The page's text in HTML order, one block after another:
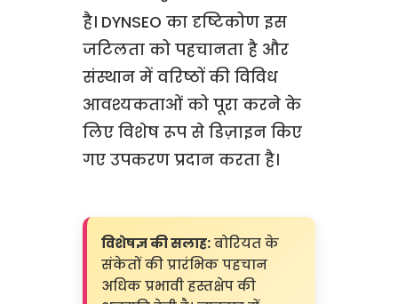
है। DYNSEO का दृष्टिकोण इस
जटिलता को पहचानता है और
संस्थान में वरिष्ठों की विविध
आवश्यकताओं को पूरा करने के
लिए विशेष रूप से डिज़ाइन किए
गए उपकरण प्रदान करता है।
विशेषज्ञ की सलाह:बोरियत के
संकेतों की प्रारंभिक पहचान
अधिक प्रभावी हस्तक्षेप की